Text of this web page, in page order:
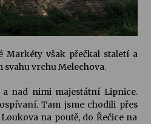
Markéty však přečkal staletí a
vrchu Melechova.
nad nimi majestátní Lipnice.
Tam jsme chodili přes
na poutě, do Řečice na